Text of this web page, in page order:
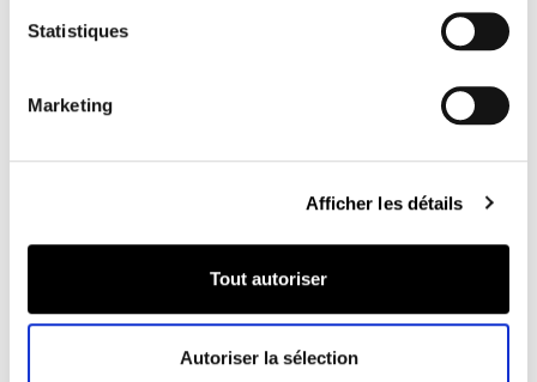
Statistiques
Marketing
Afficher les détails
Tout autoriser
Autoriser la sélection
OREILLER EN FIBRES PREMIUM
OREILLER EN PLUMES ET DUVET DE
CANARD